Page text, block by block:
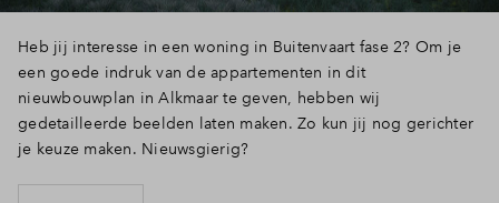
Heb jij interesse in een woning in Buitenvaart fase 2? Om je
een goede indruk van de appartementen in dit
nieuwbouwplan in Alkmaar te geven, hebben wij
gedetailleerde beelden laten maken. Zo kun jij nog gerichter
je keuze maken. Nieuwsgierig?